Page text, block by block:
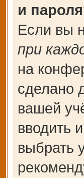
и
Если вы
при
на
сделано
вашей
вводить
выбрать